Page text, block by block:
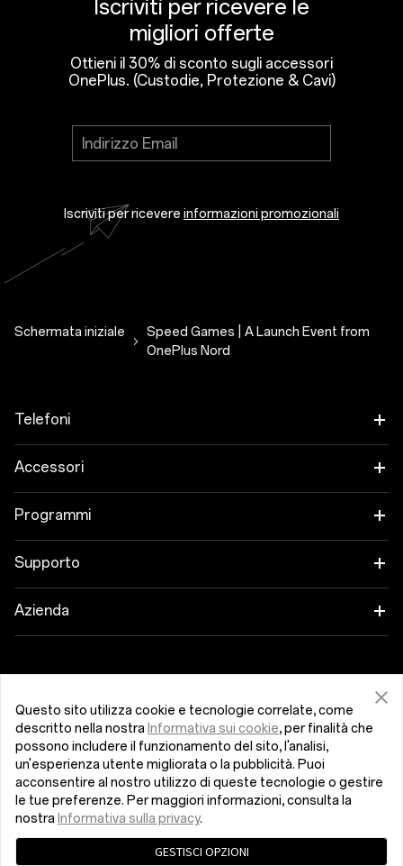
Iscriviti per ricevere le
migliori offerte
Ottieni il 30% di sconto sugli accessori
OnePlus. (Custodie, Protezione & Cavi)
Iscriviti per ricevere informazioni promozionali
Subscribe to receive news, promotions and
recommendations about OnePlus products
Schermata iniziale
Speed Games | A Launch Event from
OnePlus Nord
Telefoni
OnePlus 12
OnePlus 12R
OnePlus Open
OnePlus Nord CE 3 Lite 5G
Accessori
Tablet
Indossabili
Audio
bundles
Stile di vita
Programmi
Collega i tuoi dispositivi OnePlus
Education Program
Supporto
Domande frequenti sugli acquisti
Manuali utente
Contattaci
Azienda
Community
Red Cable Club
Store app OnePlus
OxygenOS
Italia (Italiano)
Contratto utente
Questo sito utilizza cookie e tecnologie correlate, come
descritto nella nostra Informativa sui cookie, per finalità che
possono includere il funzionamento del sito, l'analisi,
un'esperienza utente migliorata o la pubblicità. Puoi
acconsentire al nostro utilizzo di queste tecnologie o gestire
le tue preferenze. Per maggiori informazioni, consulta la
nostra Informativa sulla privacy.
GESTISCI OPZIONI